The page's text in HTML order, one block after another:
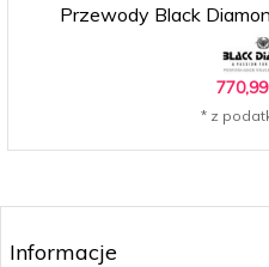
Przewody Black
770,99
* z
Informacje